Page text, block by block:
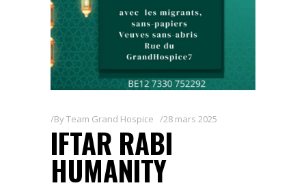
ByTeam Grand Hospice 28 mars 2025
IFTAR RABI
HUMANITY